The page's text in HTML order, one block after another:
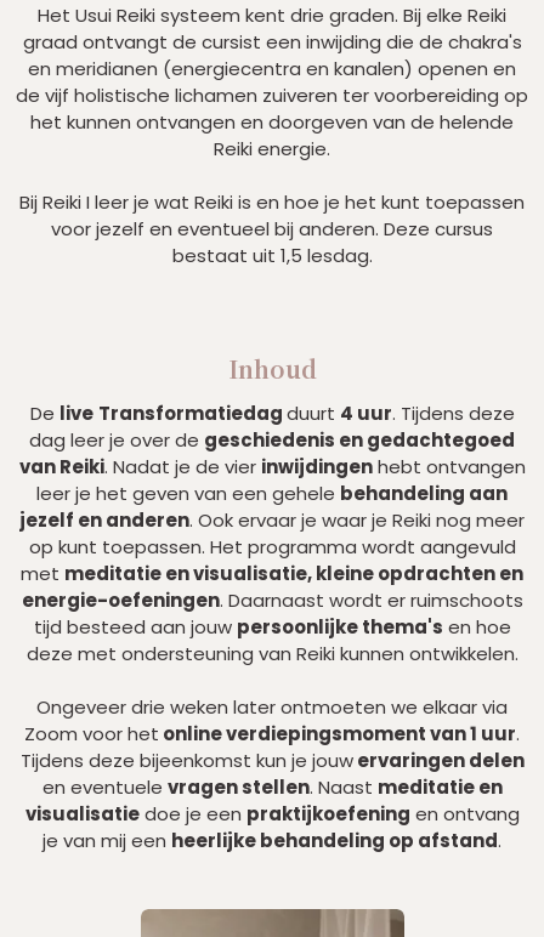
Het Usui Reiki systeem kent drie graden. Bij elke Reiki
graad ontvangt de cursist een inwijding die de chakra's
en meridianen (energiecentra en kanalen) openen en
de vijf holistische lichamen zuiveren ter voorbereiding op
het kunnen ontvangen en doorgeven van de helende
Reiki energie.
Bij Reiki I leer je wat Reiki is en hoe je het kunt toepassen
voor jezelf en eventueel bij anderen. Deze cursus
bestaat uit 1,5 lesdag.
Inhoud
De live Transformatiedagduurt 4 uur. Tijdens deze
dag leer je over de geschiedenis en gedachtegoed
van Reiki. Nadat je de vier inwijdingenhebt ontvangen
leer je het geven van een gehele behandeling aan
jezelf en anderen. Ook ervaar je waar je Reiki nog meer
op kunt toepassen. Het programma wordt aangevuld
met meditatie en visualisatie, kleine opdrachten en
energie-oefeningen. Daarnaast wordt er ruimschoots
tijd besteed aan jouw persoonlijke thema's en hoe
deze met ondersteuning van Reiki kunnen ontwikkelen.
Ongeveer drie weken later ontmoeten we elkaar via
Zoom voor het online verdiepingsmoment van 1 uur.
Tijdens deze bijeenkomst kun je jouwervaringen delen
en eventuele vragen stellen. Naast meditatie en
visualisatiedoe je een praktijkoefening en ontvang
je van mij een heerlijke behandeling op afstand.